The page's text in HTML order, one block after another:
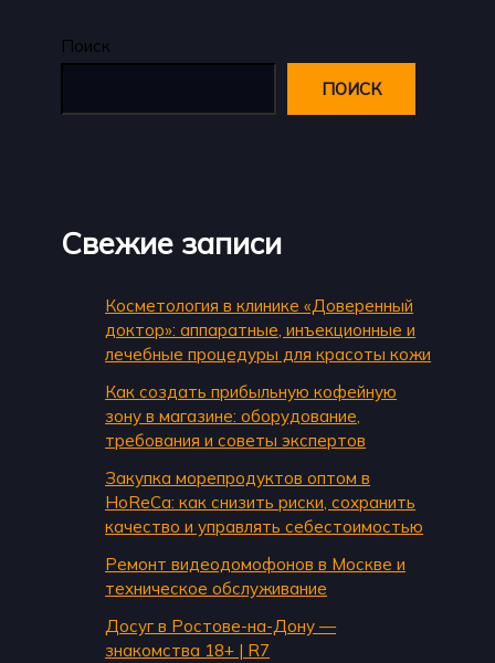
Поиск
ПОИСК
Свежие записи
Косметология в клинике «Доверенный
доктор»: аппаратные, инъекционные и
лечебные процедуры для красоты кожи
Как создать прибыльную кофейную
зону в магазине: оборудование,
требования и советы экспертов
Закупка морепродуктов оптом в
HoReCa: как снизить риски, сохранить
качество и управлять себестоимостью
Ремонт видеодомофонов в Москве и
техническое обслуживание
Досуг в Ростове-на-Дону —
знакомства 18+ | R7